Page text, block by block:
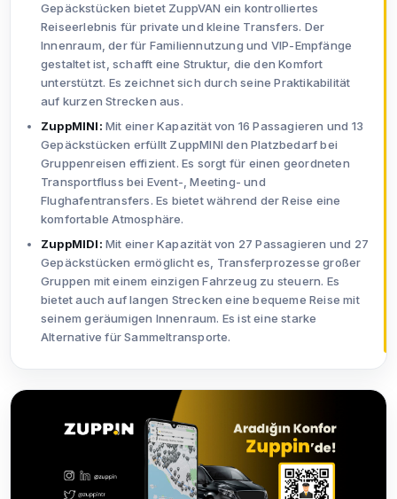
Gepäckstücken bietet ZuppVAN ein kontrolliertes
Reiseerlebnis für private und kleine Transfers. Der
Innenraum, der für Familiennutzung und VIP-Empfänge
gestaltet ist, schafft eine Struktur, die den Komfort
unterstützt. Es zeichnet sich durch seine Praktikabilität
auf kurzen Strecken aus.
ZuppMINI: Mit einer Kapazität von 16 Passagieren und 13
Gepäckstücken erfüllt ZuppMINI den Platzbedarf bei
Gruppenreisen effizient. Es sorgt für einen geordneten
Transportfluss bei Event-, Meeting- und
Flughafentransfers. Es bietet während der Reise eine
komfortable Atmosphäre.
ZuppMIDI: Mit einer Kapazität von 27 Passagieren und 27
Gepäckstücken ermöglicht es, Transferprozesse großer
Gruppen mit einem einzigen Fahrzeug zu steuern. Es
bietet auch auf langen Strecken eine bequeme Reise mit
seinem geräumigen Innenraum. Es ist eine starke
Alternative für Sammeltransporte.